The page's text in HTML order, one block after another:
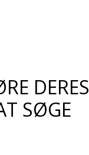
DERES
SØGE